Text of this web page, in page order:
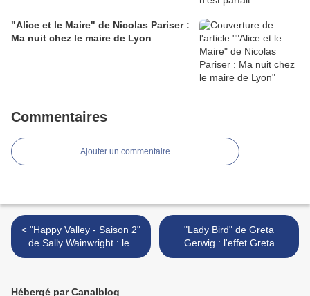
"Alice et le Maire" de Nicolas Pariser :
Ma nuit chez le maire de Lyon
Commentaires
Ajouter un commentaire
< "Happy Valley - Saison 2"
de Sally Wainwright : les
Misérables
"Lady Bird" de Greta
Gerwig : l'effet Greta
Gerwig >
Hébergé par Canalblog